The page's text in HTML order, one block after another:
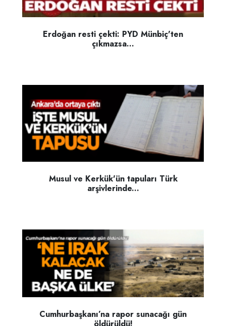
Erdoğan resti çekti: PYD Münbiç'ten
çıkmazsa...
Musul ve Kerkük'ün tapuları Türk
arşivlerinde...
Cumhurbaşkanı’na rapor sunacağı gün